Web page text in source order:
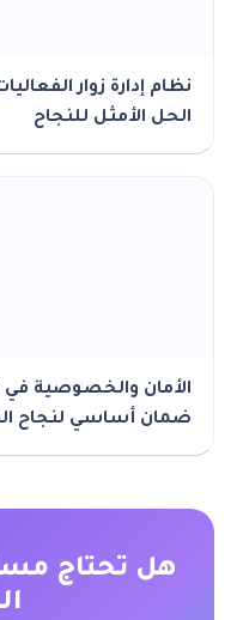
نظام إدارة زوار
الحل الأمثل للنجاح
الأمان والخصوصية في
ضمان أساسي لنجاح
هل تحتاج